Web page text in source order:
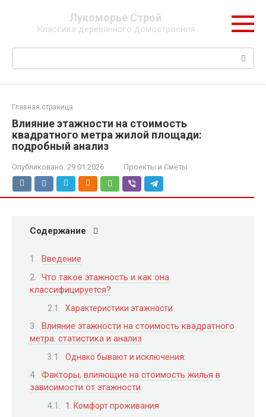
Лукоморье Строй
Классика деревянного домостроения
Поиск:
Главная страница
Влияние этажности на стоимость
квадратного метра жилой площади:
подробный анализ
Опубликовано: 29.01.2026 Проекты и Сметы
Содержание
Введение
Что такое этажность и как она
классифицируется?
Характеристики этажности
Влияние этажности на стоимость квадратного
метра: статистика и анализ
Однако бывают и исключения:
Факторы, влияющие на стоимость жилья в
зависимости от этажности
1. Комфорт проживания